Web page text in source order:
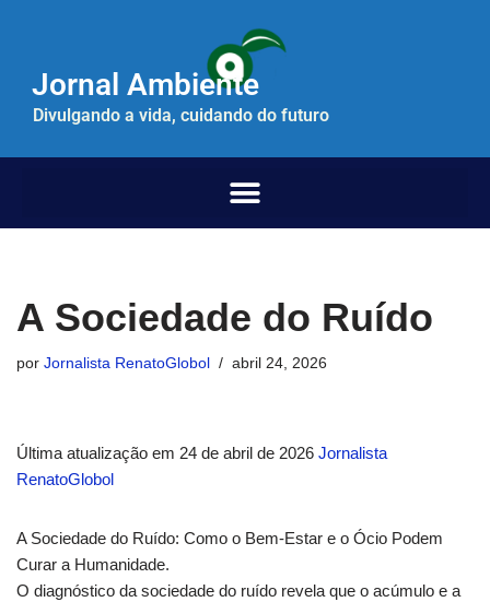
paraJornal Ambiente
Divulgando a vida, cuidando do futuro
A Sociedade do Ruído
por Jornalista RenatoGlobol abril 24, 2026
Última atualização em 24 de abril de 2026 Jornalista
RenatoGlobol
A Sociedade do Ruído: Como o Bem-Estar e o Ócio Podem
Curar a Humanidade.
O diagnóstico da sociedade do ruído revela que o acúmulo e a